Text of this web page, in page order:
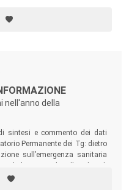
about its impact on working
nell'anno della
sintesi e commento dei dati
Permanente dei Tg: dietro
sull’emergenza sanitaria
e alle notizie provenienti